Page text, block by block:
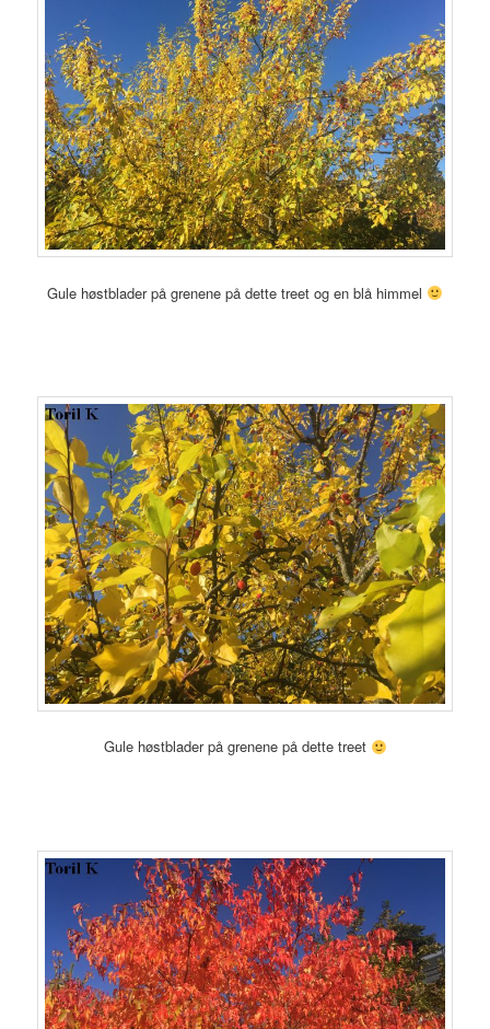
Gule høstblader på grenene på dette treet og en blå himmel
Gule høstblader på grenene på dette treet